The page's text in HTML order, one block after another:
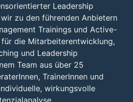
Leadership
zu den führenden Anbietern
Trainings und Active-
die Mitarbeiterentwicklung,
und Leadership
Team aus über 25
TrainerInnen und
wirkungsvolle